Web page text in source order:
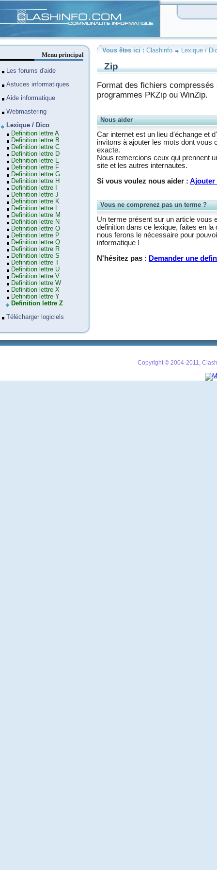
Vous êtes ici : Clashinfo Lexique /
Zip
Format des fichiers
programmes PKZip ou WinZip.
Nous aider
Car internet est un lieu d'échange et
invitons à ajouter les mots dont vous
exacte.
Nous remercions ceux qui prennent
site et les autres internautes.
Si vous voulez nous aider : Ajouter
Vous ne comprenez pas un terme ?
Un terme présent sur un article vous
definition dans ce lexique, faites en
nous ferons le nécessaire pour
informatique !
N'hésitez pas : Demander une
Menu principal
Les forums d'aide
Astuces informatiques
Aide informatique
Webmastering
Lexique / Dico
Definition lettre A
Definition lettre B
Definition lettre C
Definition lettre D
Definition lettre E
Definition lettre F
Definition lettre G
Definition lettre H
Definition lettre I
Definition lettre J
Definition lettre K
Definition lettre L
Definition lettre M
Definition lettre N
Definition lettre O
Definition lettre P
Definition lettre Q
Definition lettre R
Definition lettre S
Definition lettre T
Definition lettre U
Definition lettre V
Definition lettre W
Definition lettre X
Definition lettre Y
Definition lettre Z
Télécharger logiciels
Copyright © 2004-2011,